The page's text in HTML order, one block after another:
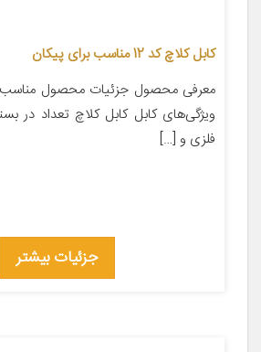
کابل کلاچ کد 12 مناسب برای پیکان
معرفی محصول جزئیات محصول مناسب
فلزی و […]
جزئیات بیشتر